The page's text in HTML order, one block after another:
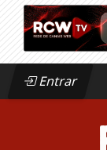
Entrar